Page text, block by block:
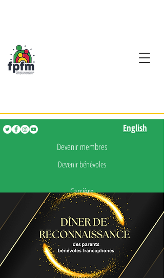
Devenir membres
Devenir bénévoles
Carrière
Presse
Faire un don
English